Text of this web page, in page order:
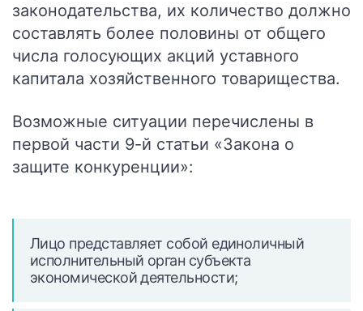
законодательства, их количество должно
составлять более половины от общего
числа голосующих акций уставного
капитала хозяйственного товарищества.
Возможные ситуации перечислены в
первой части 9-й статьи «Закона о
защите конкуренции»:
Лицо представляет собой единоличный
исполнительный орган субъекта
экономической деятельности;